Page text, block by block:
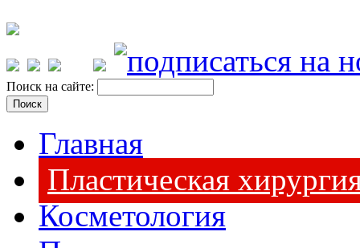
Поиск на сайте:
Главная
Пластическая
Косметология